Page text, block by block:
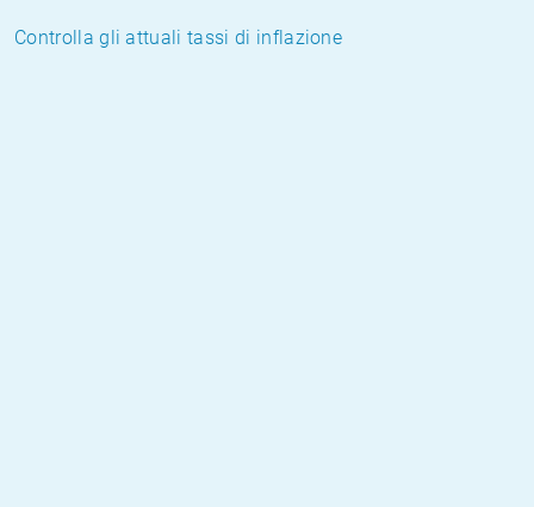
Controlla gli attuali tassi di inflazione